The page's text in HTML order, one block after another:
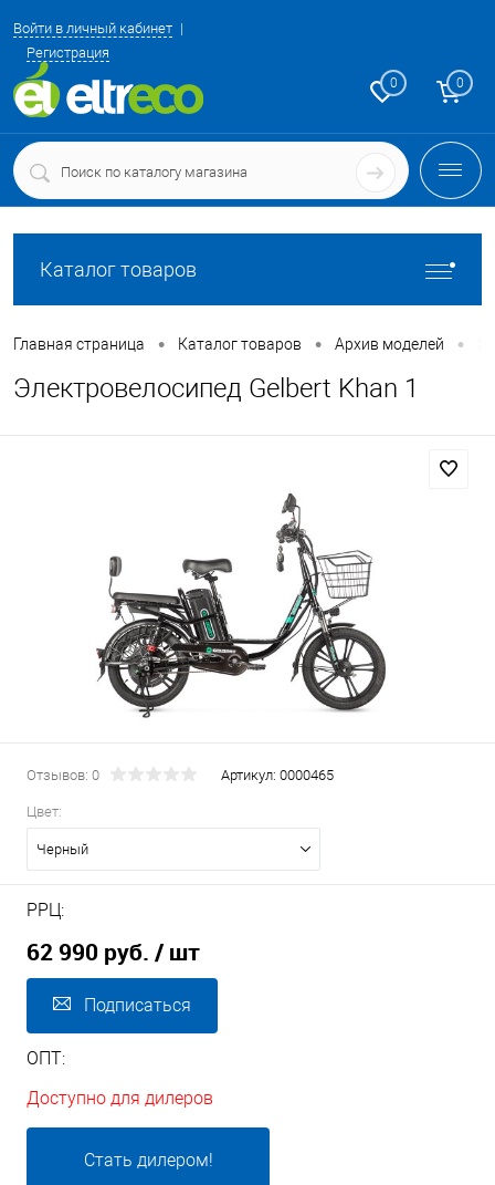
Войти в личный кабинет
Регистрация
0 0
Каталог товаров
Главная страница • Каталог товаров • Архив моделей •
Электровелосипед Gelbert Khan 1
Отзывов: 0 Артикул: 0000465
Цвет:
Черный
РРЦ:
62 990 руб. / шт
Подписаться
ОПТ:
Доступно для дилеров
Стать дилером!